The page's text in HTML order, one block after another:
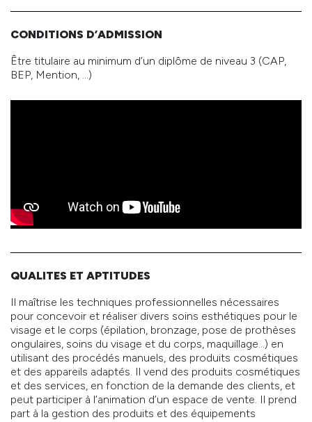
CONDITIONS D’ADMISSION
Être titulaire au minimum d’un diplôme de niveau 3 (CAP,
BEP, Mention, …)
QUALITES ET APTITUDES
Il maîtrise les techniques professionnelles nécessaires
pour concevoir et réaliser divers soins esthétiques pour le
visage et le corps (épilation, bronzage, pose de prothèses
ongulaires, soins du visage et du corps, maquillage…) en
utilisant des procédés manuels, des produits cosmétiques
et des appareils adaptés. Il vend des produits cosmétiques
et des services, en fonction de la demande des clients, et
peut participer à l’animation d’un espace de vente. Il prend
part à la gestion des produits et des équipements